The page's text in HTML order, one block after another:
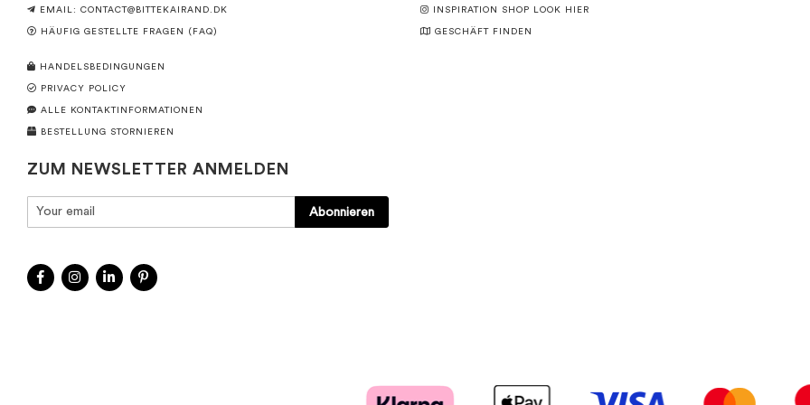
EMAIL: CONTACT@BITTEKAIRAND.DK
HÄUFIG GESTELLTE FRAGEN (FAQ)
HANDELSBEDINGUNGEN
PRIVACY POLICY
ALLE KONTAKTINFORMATIONEN
BESTELLUNG STORNIEREN
ZUM NEWSLETTER ANMELDEN
Abonnieren
INSPIRATION SHOP LOOK HIER
GESCHÄFT FINDEN